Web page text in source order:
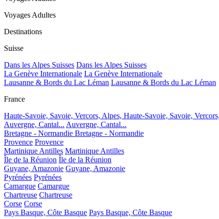
Voyages Adultes
Destinations
Suisse
Dans les Alpes Suisses Dans les Alpes Suisses
La Genève Internationale La Genève Internationale
Lausanne & Bords du Lac Léman Lausanne & Bords du Lac Léman
France
Haute-Savoie, Savoie, Vercors, Alpes, Haute-Savoie, Savoie,
Auvergne, Cantal... Auvergne, Cantal...
Bretagne - Normandie Bretagne - Normandie
Provence Provence
Martinique Antilles Martinique Antilles
Île de la Réunion Île de la Réunion
Guyane, Amazonie Guyane, Amazonie
Pyrénées Pyrénées
Camargue Camargue
Chartreuse Chartreuse
Corse Corse
Pays Basque, Côte Basque Pays Basque, Côte Basque